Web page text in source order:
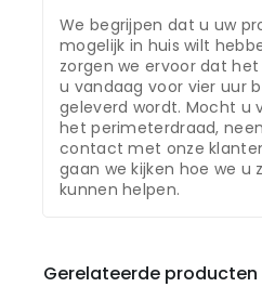
We begrijpen dat u uw
mogelijk in huis wilt
zorgen we ervoor dat
u vandaag voor vier uur
geleverd wordt. Mocht u
het perimeterdraad,
contact met onze
gaan we kijken hoe we u
kunnen helpen.
Gerelateerde producten